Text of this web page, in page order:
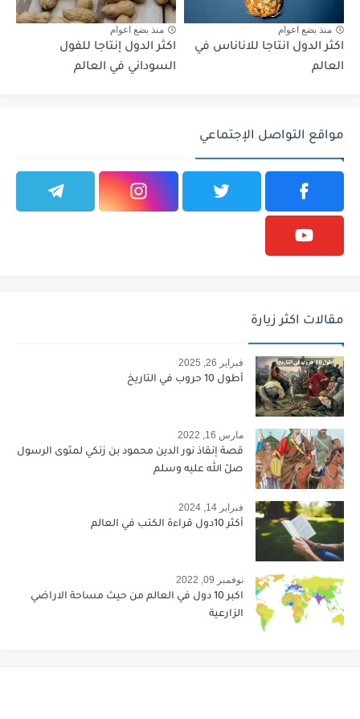
منذ بضع اعوام
اكثر الدول انتاجا للاناناس في
العالم
منذ بضع اعوام
اكثر الدول إنتاجا للفول
السوداني في العالم
مواقع التواصل الإجتماعي
مقالات اكثر زيارة
فبراير 26, 2025
أطول 10 حروب في التاريخ
مارس 16, 2022
قصة إنقاذ نور الدين محمود بن زنكي لمثوى الرسول
صلّ الله عليه وسلم
فبراير 14, 2024
أكثر 10دول قراءة الكتب في العالم
نوفمبر 09, 2022
اكبر 10 دول في العالم من حيث مساحة الاراضي
الزارعية